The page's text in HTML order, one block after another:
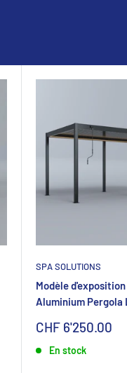
SPA SOLUTIONS
Modèle
Aluminium Pergola
Sonderpreis
CHF 6'250.00
En stock